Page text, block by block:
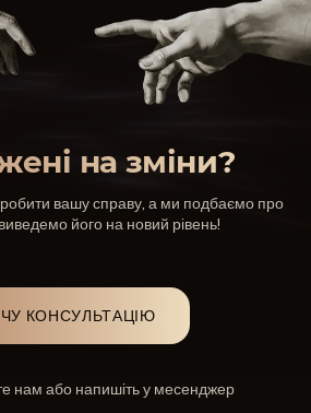
на зміни?
вашу справу, а ми подбаємо про
його на новий рівень!
КОНСУЛЬТАЦІЮ
нам або напишіть у месенджер